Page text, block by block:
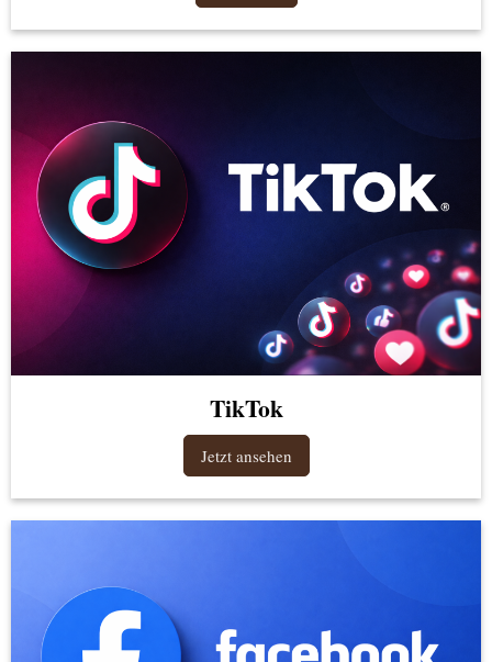
TikTok
Jetzt ansehen